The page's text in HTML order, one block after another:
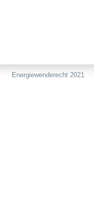
Energiewenderecht 2021